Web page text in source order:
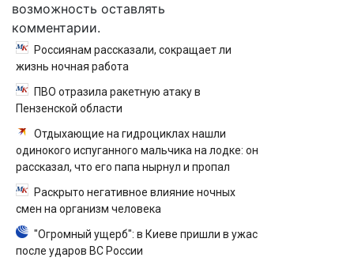
возможность оставлять
комментарии.
Россиянам рассказали, сокращает ли
жизнь ночная работа
ПВО отразила ракетную атаку в
Пензенской области
Отдыхающие на гидроциклах нашли
одинокого испуганного мальчика на лодке: он
рассказал, что его папа нырнул и пропал
Раскрыто негативное влияние ночных
смен на организм человека
"Огромный ущерб": в Киеве пришли в ужас
после ударов ВС России